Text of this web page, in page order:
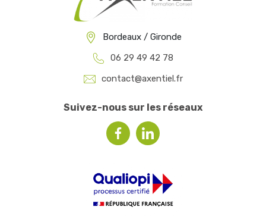
Bordeaux / Gironde
06 29 49 42 78
contact@axentiel.fr
Suivez-nous sur les réseaux